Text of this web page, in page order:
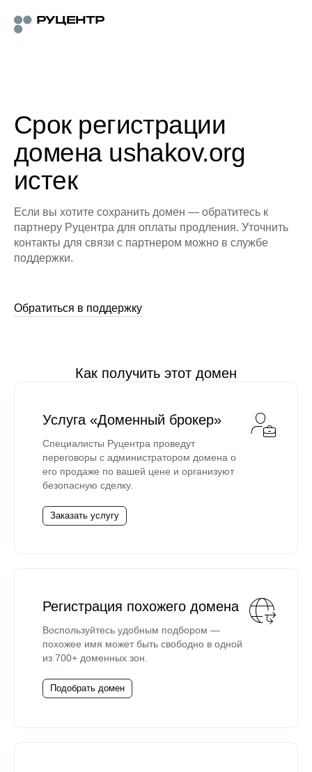
Срок регистрации
домена ushakov.org
истек
Если вы хотите сохранить домен — обратитесь к
партнеру Руцентра для оплаты продления. Уточнить
контакты для связи с партнером можно в службе
поддержки.
Обратиться в поддержку
Как получить этот домен
Услуга «Доменный брокер»
Специалисты Руцентра проведут
переговоры с администратором домена о
его продаже по вашей цене и организуют
безопасную сделку.
Заказать услугу
Регистрация похожего домена
Воспользуйтесь удобным подбором —
похожее имя может быть свободно в одной
из 700+ доменных зон.
Подобрать домен